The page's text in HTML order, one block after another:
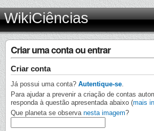
WikiCiências
Criar uma conta ou entrar
Criar conta
Já possui uma conta? Autentique-se
Para ajudar a prevenir a criação de contas
responda à questão apresentada abaixo (mais
Que planeta se observa nesta imagem?